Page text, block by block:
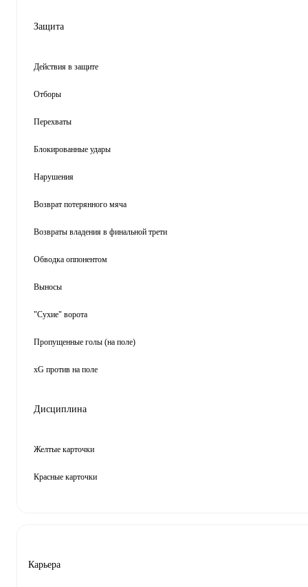
Защита
Действия в защите
Отборы
Перехваты
Блокированные удары
Нарушения
Возврат потерянного мяча
Возвраты владения в финальной трети
Обводка оппонентом
Выносы
"Сухие" ворота
Пропущенные голы (на поле)
xG против на поле
Дисциплина
Желтые карточки
Красные карточки
Карьера